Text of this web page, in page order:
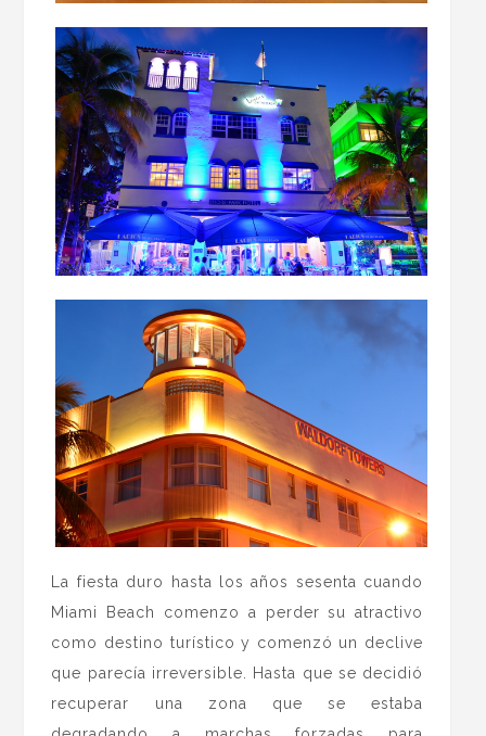
La fiesta duro hasta los años sesenta cuando
Miami Beach comenzo a perder su atractivo
como destino turístico y comenzó un declive
que parecía irreversible. Hasta que se decidió
recuperar una zona que se estaba